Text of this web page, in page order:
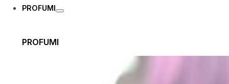
PROFUMI
PROFUMI